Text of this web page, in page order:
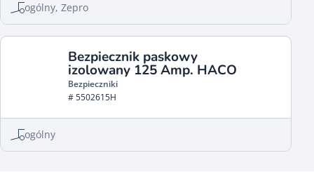
ogólny, Zepro
Bezpiecznik paskowy
izolowany 125 Amp. HACO
Bezpieczniki
# 5502615H
ogólny